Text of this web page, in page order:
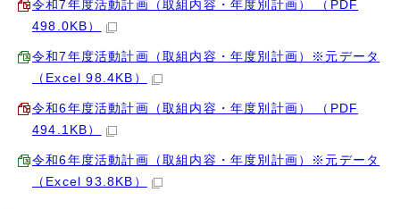
令和7年度活動計画（取組内容・年度別計画） （PDF
498.0KB）
令和7年度活動計画（取組内容・年度別計画）※元データ
（Excel 98.4KB）
令和6年度活動計画（取組内容・年度別計画） （PDF
494.1KB）
令和6年度活動計画（取組内容・年度別計画）※元データ
（Excel 93.8KB）